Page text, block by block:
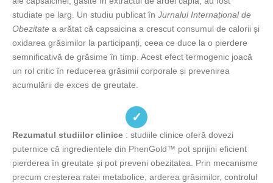
studiate pe larg. Un studiu publicat în Jurnalul Internațional de
Obezitate a arătat că capsaicina a crescut consumul de calorii și
oxidarea grăsimilor la participanți, ceea ce duce la o pierdere
semnificativă de grăsime în timp. Acest efect termogenic joacă
un rol critic în reducerea grăsimii corporale și prevenirea
acumulării de exces de greutate.
✓
Rezumatul studiilor clinice : studiile clinice oferă dovezi
puternice că ingredientele din PhenGold™ pot sprijini eficient
pierderea în greutate și pot preveni obezitatea. Prin mecanisme
precum creșterea ratei metabolice, arderea grăsimilor, controlul